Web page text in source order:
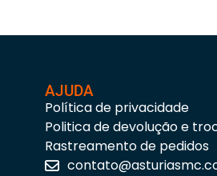
AJUDA
Política de privacidade
Politica de devolução e
Rastreamento de pedidos